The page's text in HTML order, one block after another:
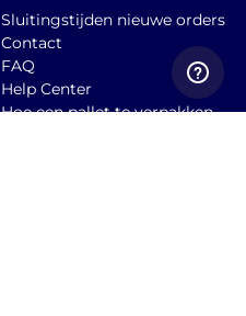
Sluitingstijden nieuwe orders
Contact
FAQ
Help Center
Hoe een pallet te verpakken